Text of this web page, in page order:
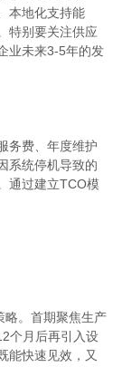
本地化支持能
特别要关注供应
业未来3-5年的发
务费、年度维护
系统停机导致的
通过建立TCO模
略。首期聚焦生产
个月后再引入设
能快速见效，又